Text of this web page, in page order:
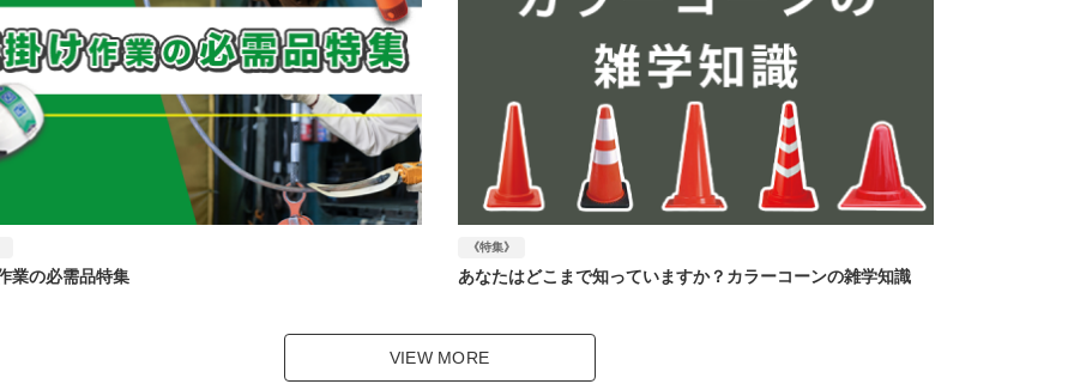
業の必需品特集
《特集》
あなたはどこまで知っていますか？カラーコーンの雑学知識
VIEW MORE